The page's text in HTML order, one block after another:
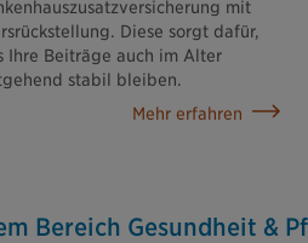
mit
Diese sorgt dafür,
Ihre Beiträge auch im Alter
stabil bleiben.
Mehr erfahren
Bereich Gesundheit &